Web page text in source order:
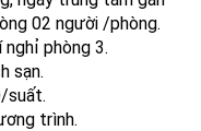
02 người /phòng.
phòng 3.
sạn.
suất.
trình.